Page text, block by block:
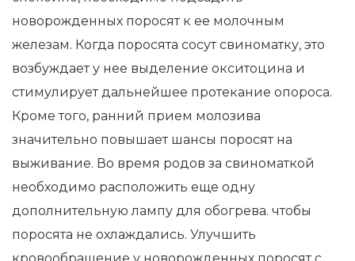
новорожденных поросят к ее молочным
железам. Когда поросята сосут свиноматку, это
возбуждает у нее выделение окситоцина и
стимулирует дальнейшее протекание опороса.
Кроме того, ранний прием молозива
значительно повышает шансы поросят на
выживание. Во время родов за свиноматкой
необходимо расположить еще одну
дополнительную лампу для обогрева. чтобы
поросята не охлаждались. Улучшить